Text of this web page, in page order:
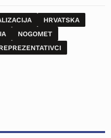
HRVATSKA
NOGOMET